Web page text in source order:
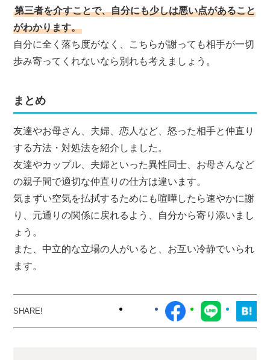
第三者を介すことで、自分にも少しは悪い点があること
がわかります。
自分に全く落ち度がなく、こちらが謝っても相手が一切
歩み寄ってくれないなら別れも考えましょう。
まとめ
友達やお母さん、夫婦、恋人など、怒った相手と仲直り
する方法・対処法を紹介しました。
友達やカップル、夫婦といった異性同士、お母さんなど
の親子間で適切な仲直りの仕方は違います。
気まずい空気を払拭するためにも喧嘩したら速やかに謝
り、元通りの関係に戻れるよう、自分から寄り添いまし
ょう。
また、中立的な立場の人がいると、お互い冷静でいられ
ます。